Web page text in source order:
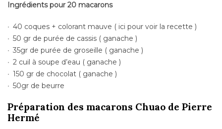
Ingrédients pour 20 macarons
40 coques + colorant mauve ( ici pour voir la recette )
50 gr de purée de cassis ( ganache )
35gr de purée de groseille ( ganache )
2 cuil à soupe d’eau ( ganache )
150 gr de chocolat ( ganache )
50gr de beurre
Préparation des macarons Chuao de Pierre
Hermé